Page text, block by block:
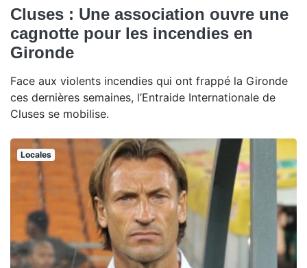
Cluses : Une association ouvre une
cagnotte pour les incendies en
Gironde
Face aux violents incendies qui ont frappé la Gironde
ces dernières semaines, l’Entraide Internationale de
Cluses se mobilise.
Locales